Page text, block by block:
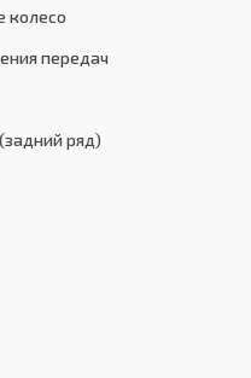
колесо
передач
ряд)